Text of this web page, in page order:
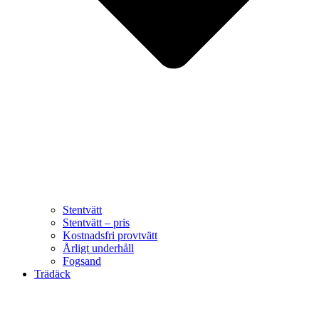
Stentvätt
Stentvätt – pris
Kostnadsfri provtvätt
Årligt underhåll
Fogsand
Trädäck